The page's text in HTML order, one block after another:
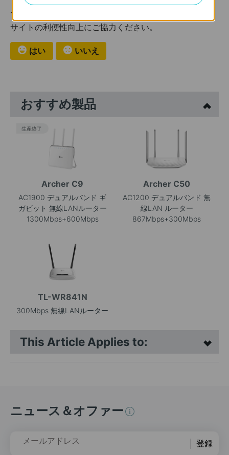
このFAQは役に立ちましたか？
サイトの利便性向上にご協力ください。
はい いいえ
おすすめ製品
Archer C9
AC1900 デュアルバンド ギ
ガビット 無線LANルーター
1300Mbps+600Mbps
生産終了
Archer C50
AC1200 デュアルバンド 無
線LAN ルーター
867Mbps+300Mbps
TL-WR841N
300Mbps 無線LANルーター
This Article Applies to:
ニュース＆オファー
メールアドレス 登録